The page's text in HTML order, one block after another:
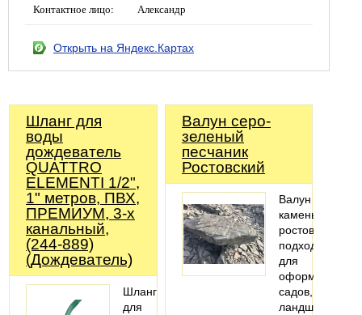
Контактное лицо: Александр
Открыть на Яндекс.Картах
Шланг для
воды
дождеватель
QUATTRO
ELEMENTI 1/2",
1" метров, ПВХ,
ПРЕМИУМ, 3-х
канальный,
(244-889)
(Дождеватель)
Шланг
для
Валун серо-
зеленый
песчаник
Ростовский
Валун
камень
ростовский
подходит
для
оформления
садов,
ландшафтного